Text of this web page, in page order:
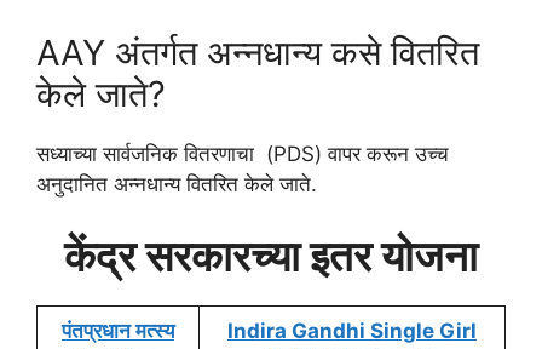
AAY अंतर्गत अन्नधान्य कसे वितरित
केले जाते?
सध्याच्या सार्वजनिक वितरणाचा (PDS) वापर करून उच्च
अनुदानित अन्नधान्य वितरित केले जाते.
केंद्र सरकारच्या इतर योजना
पंतप्रधान मत्स्य
Indira Gandhi Single Girl